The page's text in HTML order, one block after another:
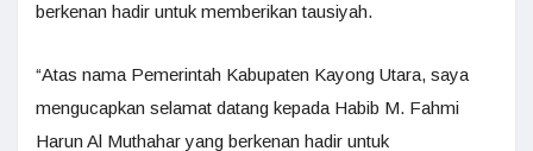
berkenan hadir untuk memberikan tausiyah.
“Atas nama Pemerintah Kabupaten Kayong Utara, saya
mengucapkan selamat datang kepada Habib M. Fahmi
Harun Al Muthahar yang berkenan hadir untuk